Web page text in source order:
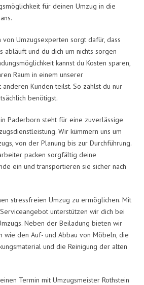
für deinen Umzug in die
Umzugsexperten sorgt dafür, dass
abläuft und du dich um nichts sorgen
kannst du Kosten sparen,
Raum in einem unserer
Kunden teilst. So zahlst du nur
benötigst.
Paderborn steht für eine zuverlässige
Wir kümmern uns um
von der Planung bis zur Durchführung.
packen sorgfältig deine
ein und transportieren sie sicher nach
stressfreien Umzug zu ermöglichen. Mit
unterstützen wir dich bei
Neben der Beiladung bieten wir
wie den Auf- und Abbau von Möbeln, die
und die Reinigung der alten
Termin mit Umzugsmeister Rothstein